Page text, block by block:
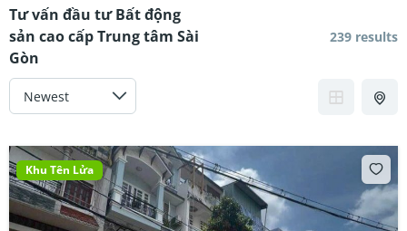
Tư vấn đầu tư Bất động
sản cao cấp Trung tâm Sài
Gòn
239 results
Khu Tên Lửa